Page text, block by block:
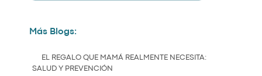
Más Blogs:
EL REGALO QUE MAMÁ REALMENTE NECESITA:
SALUD Y PREVENCIÓN